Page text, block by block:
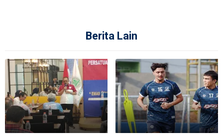
Berita Lain